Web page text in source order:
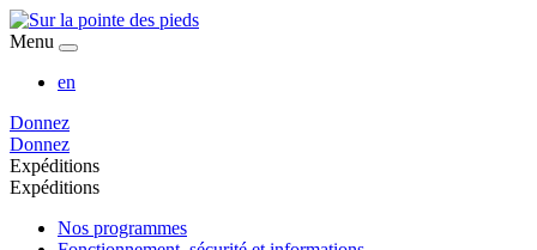
Menu
en
Donnez
Donnez
Expéditions
Expéditions
Nos programmes